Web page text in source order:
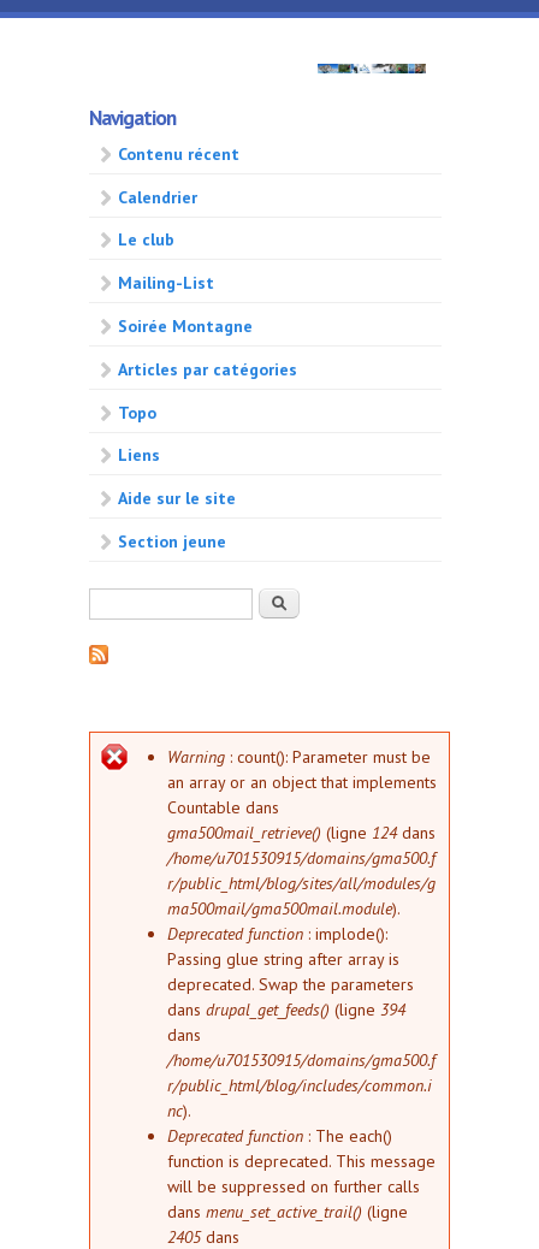
Aller au contenu principal
GMA
500
Navigation
Contenu récent
Calendrier
Le club
Mailing-List
Soirée Montagne
Articles par catégories
Topo
Liens
Aide sur le site
Section jeune
Formulaire de rechercheRechercher
Message d'erreur
Warning : count(): Parameter must be
an array or an object that implements
Countable dans
gma500mail_retrieve() (ligne 124dans
/home/u701530915/domains/gma500.f
r/public_html/blog/sites/all/modules/g
ma500mail/gma500mail.module).
Deprecated function : implode():
Passing glue string after array is
deprecated. Swap the parameters
dans drupal_get_feeds() (ligne 394
dans
/home/u701530915/domains/gma500.f
r/public_html/blog/includes/common.i
nc).
Deprecated function : The each()
function is deprecated. This message
will be suppressed on further calls
dans menu_set_active_trail() (ligne
2405dans